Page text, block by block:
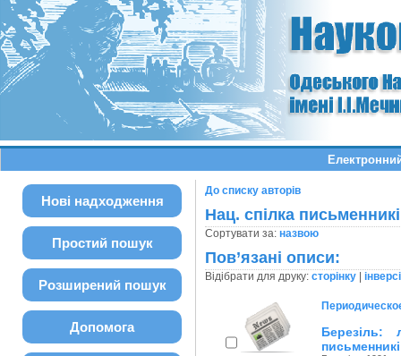
Нові надходження
Простий пошук
Розширений пошук
Допомога
До списку авторів
Нац. спілка
Сортувати за: назвою
Пов’язані описи:
Відібрати для друку: сторінку|
Березіль: